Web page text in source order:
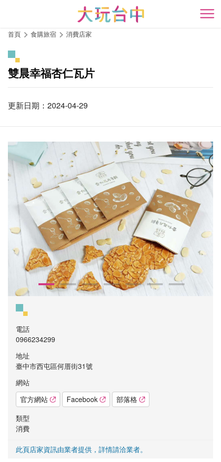
開
首頁 食購旅宿 消費店家
雙晨幸福杏仁瓦片
更新日期：2024-04-29
電話
0966234299
地址
臺中市西屯區何厝街31號
網站
官方網站
Facebook
部落格
類型
消費
此頁店家資訊由業者提供，詳情請洽業者。